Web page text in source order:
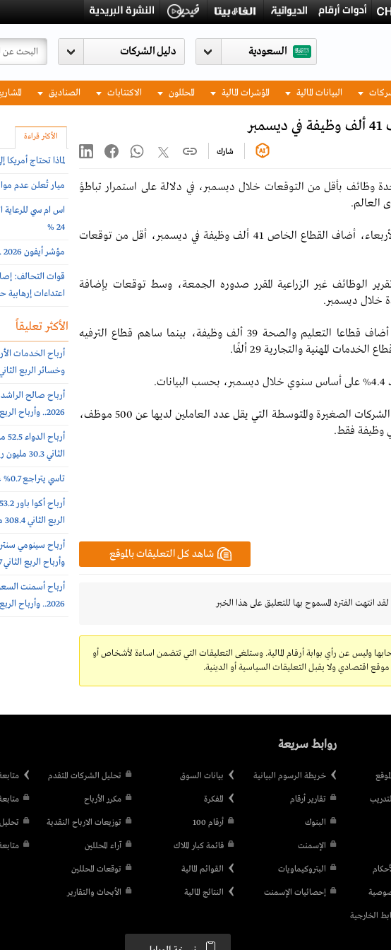
السعودية
البيانات المالية المؤشرات المالية المحللون الاكتتابات الصناديق
شارك
وظائف بأقل من التوقعات خلال ديسمبر، في دلالة على استمرار تباطؤ
العالم.
ووفقًا لبيانات "إيه دي بي" الصادرة الأربعاء، أضاف القطاع الخاص 41 ألف وظيفة في ديسمبر، أقل من توقعات
الوظائف غير الزراعية المقرر صدوره الجمعة، وسط توقعات بإضافة
وبحسب البيانات التي صدرت اليوم، أضاف قطاعا التعليم والصحة 39 ألف وظيفة، بينما ساهم قطاع الترفيه
وجاءت معظم الزيادة في الوظائف من الشركات الصغيرة والمتوسطة التي يقل عدد العاملين لديها عن 500 موظف،
وظيفة فقط.
شاهد كل التعليقات بالموقع
انتهت الفتره المسموح بها للتعليق على هذا الخبر
وليس عن رأي بوابة أرقام المالية. وستلغى التعليقات التي تتضمن اساءة لأشخاص أو
اقتصادي ولا يقبل التعليقات السياسية أو الدينية.
الأكثر قراءة
لماذا تحتاج
ميار تُعلن عدم
اس ام سي للرعاية
24 %
مؤشر أيفون 2026 .. أغلى وأرخص دول العالم لشراء الجوال
اعتداءات إرهابية
الأكثر تعليقاً
وخسائر الربع الثاني 56.6 مليون
2026.. وأرباح الربع الثانى 6.4 مليون ريال (-64%)
الثاني 30.3 مليون ريال (-65%)
تاسي يتراجع 0.7% عند 10812 نقطة.. بتداولات 5.7 مليار ريال
الربع الثاني 308.4 مليون ريال
وأرباح الربع الثاني 385.7 مليون ريال
2026.. وأرباح الربع الثاني 102 مليون ريال (+7%)
الخارجية
روابط سريعة
خريطة الرسوم البيانية
تقارير أرقام
البنوك
الإسمنت
البتروكيماويات
إحصائيات الإسمنت
بيانات السوق
المفكرة
أرقام 100
قائمة كبار الملاك
القوائم المالية
النتائج المالية
تحليل الشركات المتقدم
مكرر الأرباح
توزيعات الارباح النقدية
آراء المحللين
توقعات المحللين
الأبحاث والتقارير